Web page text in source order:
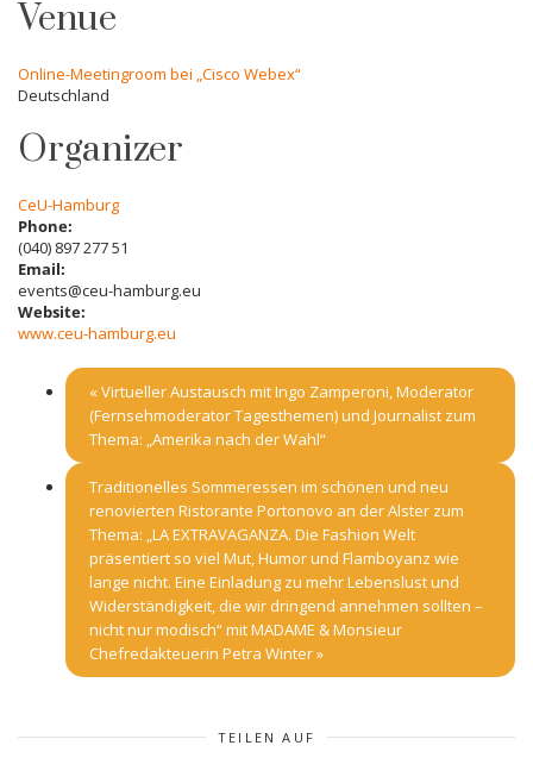
Venue
Online-Meetingroom bei „Cisco Webex“
Deutschland
Organizer
CeU-Hamburg
Phone:
(040) 897 277 51
Email:
events@ceu-hamburg.eu
Website:
www.ceu-hamburg.eu
«Virtueller Austausch mit Ingo Zamperoni, Moderator
(Fernsehmoderator Tagesthemen) und Journalist zum
Thema: „Amerika nach der Wahl“
Traditionelles Sommeressen im schönen und neu
renovierten Ristorante Portonovo an der Alster zum
Thema: „LA EXTRAVAGANZA. Die Fashion Welt
präsentiert so viel Mut, Humor und Flamboyanz wie
lange nicht. Eine Einladung zu mehr Lebenslust und
Widerständigkeit, die wir dringend annehmen sollten –
nicht nur modisch“ mit MADAME & Monsieur
Chefredakteuerin Petra Winter»
TEILEN AUF